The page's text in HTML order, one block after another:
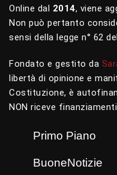
Online dal 2014, viene
Non può pertanto
sensi della legge n° 62
Fondato e gestito da
libertà di opinione e
Costituzione, è
NON riceve
Primo Piano
BuoneNotizie